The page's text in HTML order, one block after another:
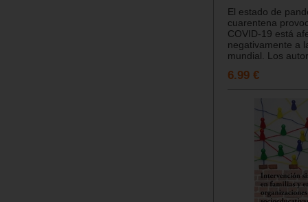
El estado de
cuarentena
COVID-19 está
negativamente a
mundial. Los
6.99 €